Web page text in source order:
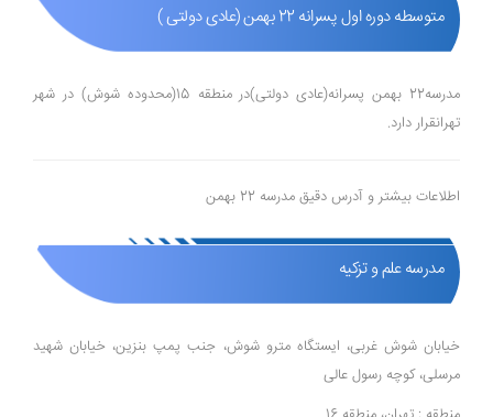
متوسطه دوره اول پسرانه 22 بهمن (عادی دولتی )
مدرسه22 بهمن پسرانه(عادی دولتی)در منطقه 15(محدوده شوش) در شهر
تهرانقرار دارد.
اطلاعات بیشتر و آدرس دقیق مدرسه 22 بهمن
مدرسه علم و تزکیه
خیابان شوش غربی، ایستگاه مترو شوش، جنب پمپ بنزین، خیابان شهید
مرسلی، کوچه رسول عالی